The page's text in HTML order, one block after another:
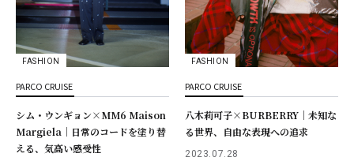
FASHION
PARCO CRUISE
シム・ウンギョン×MM6 Maison
Margiela｜日常のコードを塗り替
える、気高い感受性
FASHION
PARCO CRUISE
八木莉可子×BURBERRY｜未知な
る世界、自由な表現への追求
2023.07.28